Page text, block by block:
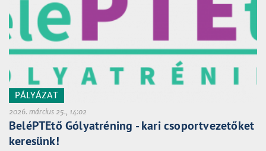
PÁLYÁZAT
2026. március 25., 14:02
BeléPTEtő Gólyatréning - kari csoportvezetőket
keresünk!